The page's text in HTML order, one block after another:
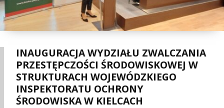
INAUGURACJA WYDZIAŁU ZWALCZANIA
PRZESTĘPCZOŚCI ŚRODOWISKOWEJ W
STRUKTURACH WOJEWÓDZKIEGO
INSPEKTORATU OCHRONY
ŚRODOWISKA W KIELCACH